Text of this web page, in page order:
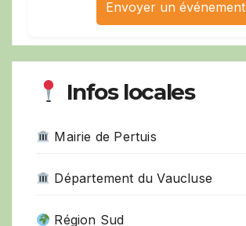
Envoyer un événement
Infos locales
Mairie de Pertuis
Département du Vaucluse
Région Sud